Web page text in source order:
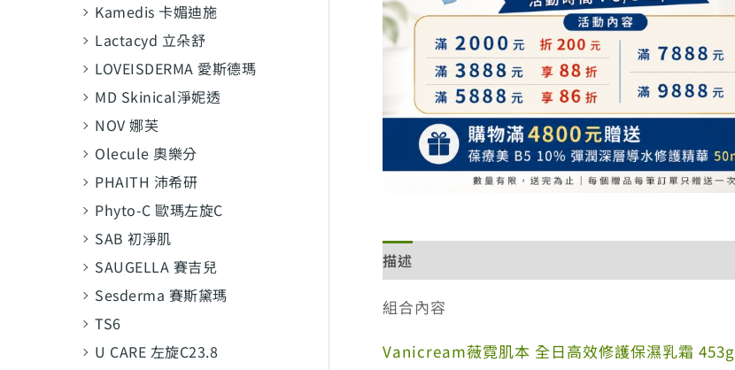
Kamedis 卡媚迪施
Lactacyd 立朵舒
LOVEISDERMA 愛斯德瑪
MD Skinical淨妮透
NOV 娜芙
Olecule 奧樂分
PHAITH 沛希研
Phyto-C 歐瑪左旋C
SAB 初淨肌
SAUGELLA 賽吉兒
Sesderma 賽斯黛瑪
TS6
U CARE 左旋C23.8
描述
組合內容
Vanicream薇霓肌本 全日高效修護保濕乳霜 453g